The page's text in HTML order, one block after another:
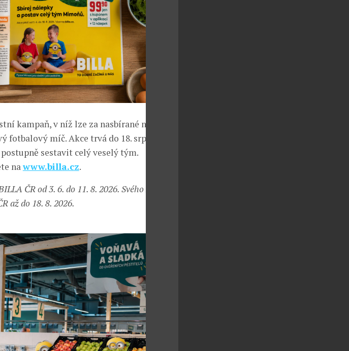
kampaň, v níž lze za nasbírané nálepky
míč. Akce trvá do 18. srpna, a
sestavit celý veselý tým.
nawww.billa.cz.
ČR od 3. 6. do 11. 8. 2026. Svého Mimoně
až do 18. 8. 2026.